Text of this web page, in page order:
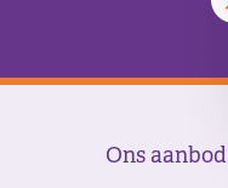
Ons aanbod